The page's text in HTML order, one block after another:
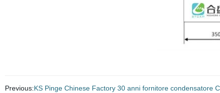
Previous:KS Pinge Chinese Factory 30 anni fornitore condensatore